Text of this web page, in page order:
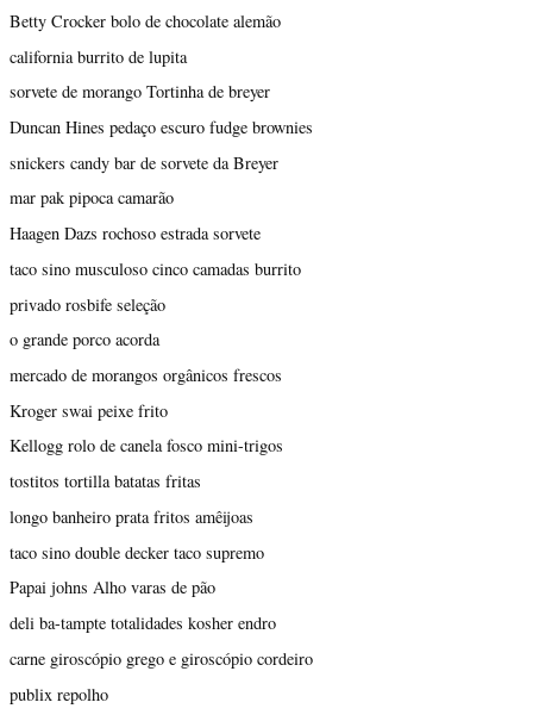
Betty Crocker bolo de chocolate alemão
california burrito de lupita
sorvete de morango Tortinha de breyer
Duncan Hines pedaço escuro fudge brownies
snickers candy bar de sorvete da Breyer
mar pak pipoca camarão
Haagen Dazs rochoso estrada sorvete
taco sino musculoso cinco camadas burrito
privado rosbife seleção
o grande porco acorda
mercado de morangos orgânicos frescos
Kroger swai peixe frito
Kellogg rolo de canela fosco mini-trigos
tostitos tortilla batatas fritas
longo banheiro prata fritos amêijoas
taco sino double decker taco supremo
Papai johns Alho varas de pão
deli ba-tampte totalidades kosher endro
carne giroscópio grego e giroscópio cordeiro
publix repolho